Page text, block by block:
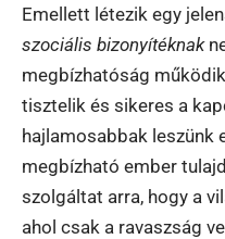
Emellett létezik egy
szociális bizonyítéknak
megbízhatóság
tisztelik és sikeres a
hajlamosabbak leszünk
megbízható ember
szolgáltat arra, hogy a
ahol csak a ravaszság